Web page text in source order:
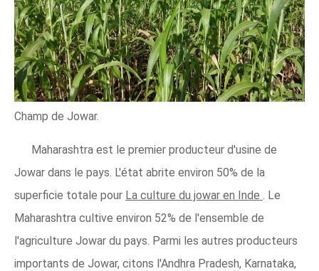
Champ de Jowar.
Maharashtra est le premier producteur d'usine de
Jowar dans le pays. L'état abrite environ 50% de la
superficie totale pour La culture du jowar en Inde
. Le
Maharashtra cultive environ 52% de l'ensemble de
l'agriculture Jowar du pays. Parmi les autres producteurs
importants de Jowar, citons l'Andhra Pradesh, Karnataka,